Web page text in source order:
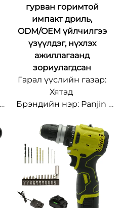
гурван горимтой
импакт дриль,
ODM/OEM үйлчилгээ
үзүүлдэг, нүхлэх
ажиллагаанд
зориулагдсан
Гарал үүслийн газар:
Хятад
Брэндийн нэр: Panjin
5320
Хамгийн бага
захидалтын хэмжээ:
500ш
Баглаан боодлын
дэлгэрэнгүй мэдээлэл:
Тохируулагдах